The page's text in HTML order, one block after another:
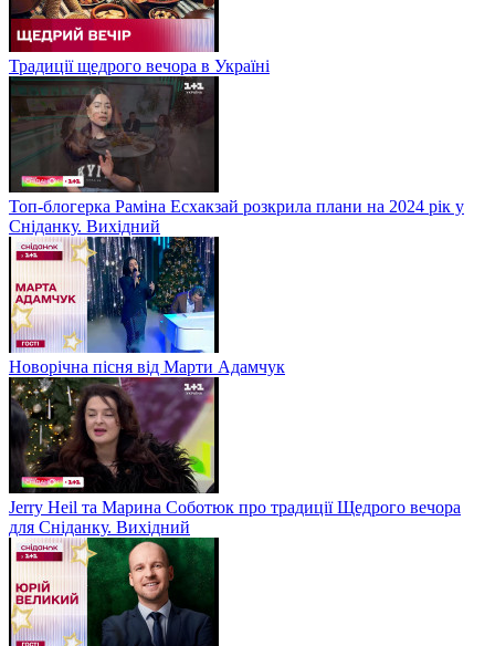
Традиції щедрого вечора в Україні
Топ-блогерка Раміна Есхакзай розкрила плани на 2024 рік у
Сніданку. Вихідний
Новорічна пісня від Марти Адамчук
Jerry Heil та Марина Соботюк про традиції Щедрого вечора
для Сніданку. Вихідний